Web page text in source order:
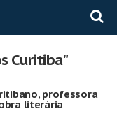
Curitiba"
professora
literária